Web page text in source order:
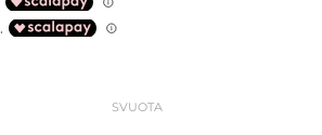
SVUOTA